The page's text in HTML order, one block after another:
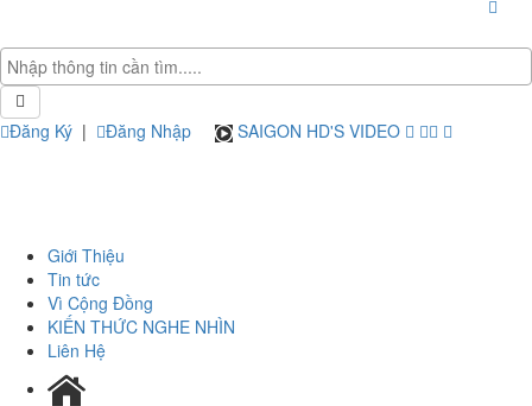
Đăng Ký | Đăng Nhập SAIGON HD'S VIDEO
Giới Thiệu
Tin tức
Vì Cộng Đồng
KIẾN THỨC NGHE NHÌN
Liên Hệ